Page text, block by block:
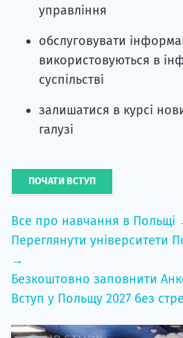
управління
обслуговувати
використовуються в
суспільстві
залишатися в курсі
галузі
ПОЧАТИ ВСТУП
Все про навчання в Польщі
Переглянути університети
→
Безкоштовно заповнити
Вступ у Польщу 2027 без